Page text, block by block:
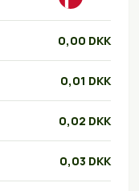
0,00 DKK
0,01 DKK
0,02 DKK
0,03 DKK